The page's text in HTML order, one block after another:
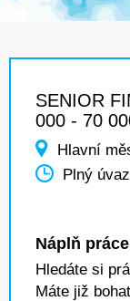
SENIOR
000 - 70
Hlavní
Plný
Náplň práce
Hledáte si
Máte již